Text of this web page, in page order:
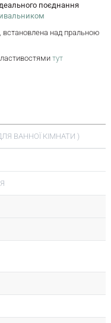
поєднання
, встановлена над пральною
тут
ВАННОЇ КІМНАТИ )